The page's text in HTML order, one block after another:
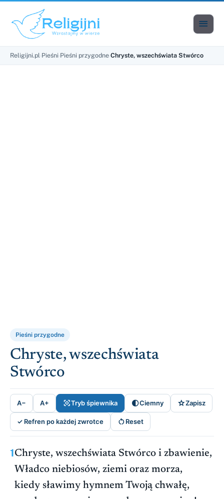

Religijni.pl›Pieśni›Pieśni przygodne›Chryste, wszechświata Stwórco
Pieśni przygodne
Chryste, wszechświata
Stwórco
A− A+ Tryb śpiewnika Ciemny Zapisz
✓ Refren po każdej zwrotce Reset
1Chryste, wszechświata Stwórco i zbawienie,
Władco niebiosów, ziemi oraz morza,
kiedy sławimy hymnem Twoją chwałę,